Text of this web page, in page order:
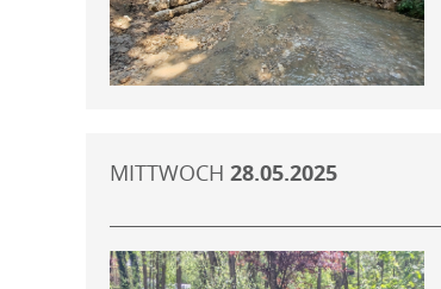
MITTWOCH 28.05.2025